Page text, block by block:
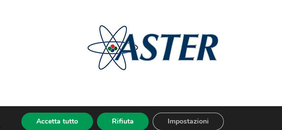
Accetta tutto Rifiuta Impostazioni